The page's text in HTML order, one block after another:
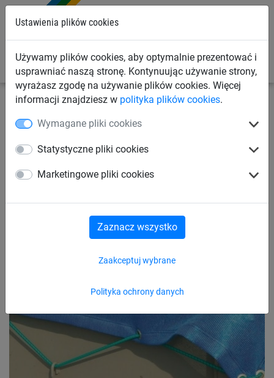
Ustawienia plików cookies
Używamy plików cookies, aby optymalnie prezentować i
usprawniać naszą stronę. Kontynuując używanie strony,
wyrażasz zgodę na używanie plików cookies. Więcej
informacji znajdziesz w polityka plików cookies.
Wymagane pliki cookies
Statystyczne pliki cookies
Marketingowe pliki cookies
Polityka ochrony danych
Zaakceptuj wybrane
Zaznacz wszystko
Linka napinająca (ø 8 mm)